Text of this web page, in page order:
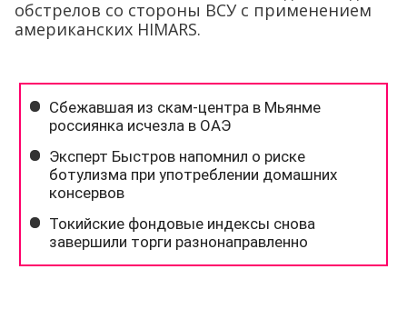
обстрелов со стороны ВСУ с применением
американских HIMARS.